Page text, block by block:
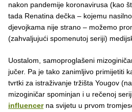
nakon pandemije koronavirusa (kao
tada Renatina dečka – kojemu
djevojkama nije strano – možemo
(zahvaljujući spomenutoj seriji)
Uostalom, samoproglašeni
jučer. Pa je tako zanimljivo primijetiti
tvrtki za istraživanje tržišta Yougov
mizoginičar spominjan i u rečenoj
influencerna svijetu u prvom